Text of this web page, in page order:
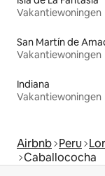
Vakantiewoningen
San Martín de
Vakantiewoningen
Indiana
Vakantiewoningen
Airbnb Peru
Caballococha